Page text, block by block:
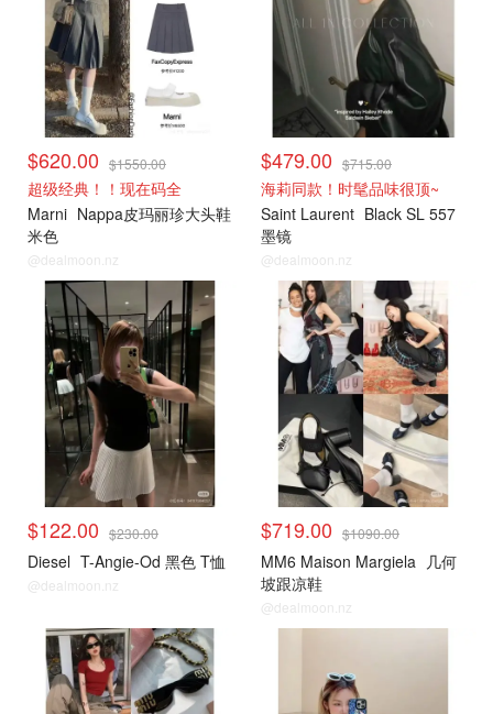
$620.00 $1550.00
超级经典！！现在码全
Marni Nappa皮玛丽珍大头鞋
米色
@dealmoon.nz
$479.00 $715.00
海莉同款！时髦品味很顶~
Saint Laurent Black SL 557
墨镜
@dealmoon.nz
小编推荐
$122.00 $230.00
Diesel T-Angie-Od 黑色 T恤
@dealmoon.nz
小编推荐
$719.00 $1090.00
MM6 Maison Margiela 几何
坡跟凉鞋
@dealmoon.nz
小编推荐